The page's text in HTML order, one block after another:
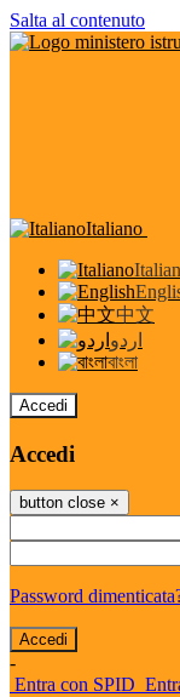
Salta al contenuto
Italiano
中文
اردو
বাংলা
Accedi
Accedi
button close ×
Password
-
Entra con SPID